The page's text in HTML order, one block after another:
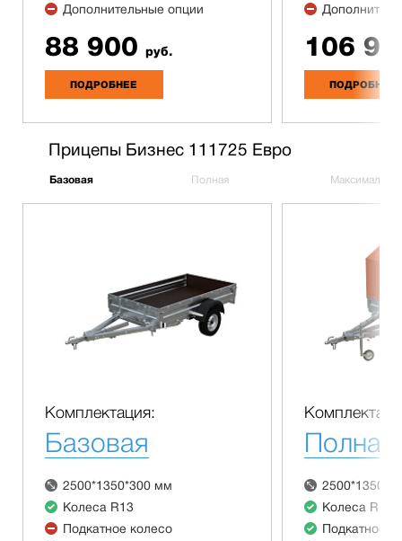
Дополнительные опции
88 900 руб.
ПОДРОБНЕЕ
106
ПОДРОБНЕЕ
Прицепы Бизнес 111725 Евро
Базовая Полная Максимальная
Комплектация:
Базовая
2500*1350*300 мм
Колеса R13
Подкатное колесо
Полная
Колеса R13
Подкатное